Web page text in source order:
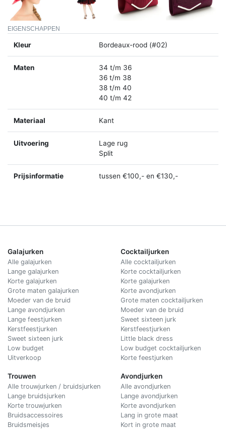
EIGENSCHAPPEN
Kleur Bordeaux-rood (#02)
Maten
34 t/m 36
36 t/m 38
38 t/m 40
40 t/m 42
Materiaal Kant
Uitvoering
Lage rug
Split
Prijsinformatie tussen €100,- en €130,-
Galajurken
Alle galajurken
Lange galajurken
Korte galajurken
Grote maten galajurken
Moeder van de bruid
Lange avondjurken
Lange feestjurken
Kerstfeestjurken
Sweet sixteen jurk
Low budget
Uitverkoop
Trouwen
Alle trouwjurken / bruidsjurken
Lange bruidsjurken
Korte trouwjurken
Bruidsaccessoires
Bruidsmeisjes
Cocktailjurken
Alle cocktailjurken
Korte cocktailjurken
Korte galajurken
Korte avondjurken
Grote maten cocktailjurken
Moeder van de bruid
Sweet sixteen jurk
Kerstfeestjurken
Little black dress
Low budget cocktailjurken
Korte feestjurken
Avondjurken
Alle avondjurken
Lange avondjurken
Korte avondjurken
Lang in grote maat
Kort in grote maat